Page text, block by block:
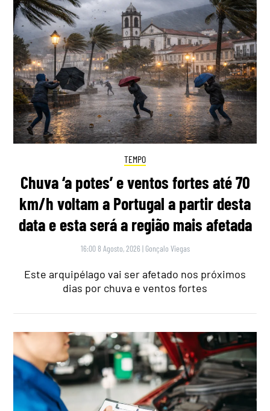
TEMPO
Chuva ‘a potes’ e ventos fortes até 70
km/h voltam a Portugal a partir desta
data e esta será a região mais afetada
16:00 8 Agosto, 2026 | Gonçalo Viegas
Este arquipélago vai ser afetado nos próximos
dias por chuva e ventos fortes